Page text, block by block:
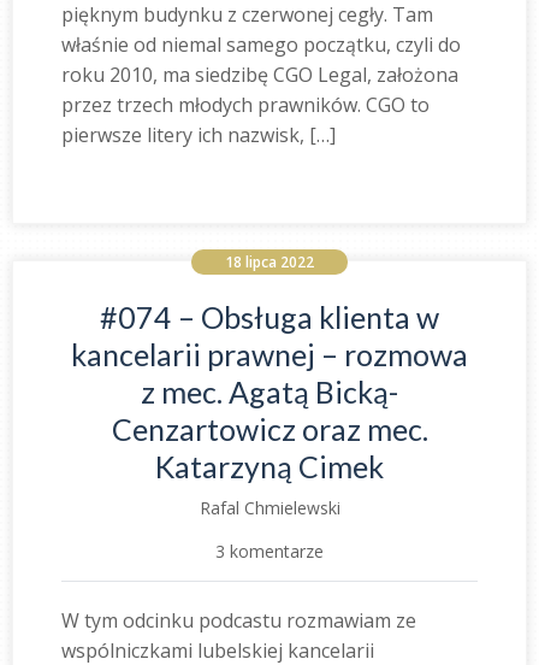
pięknym budynku z czerwonej cegły. Tam
właśnie od niemal samego początku, czyli do
roku 2010, ma siedzibę CGO Legal, założona
przez trzech młodych prawników. CGO to
pierwsze litery ich nazwisk, […]
18 lipca 2022
#074 – Obsługa klienta w
kancelarii prawnej – rozmowa
z mec. Agatą Bicką-
Cenzartowicz oraz mec.
Katarzyną Cimek
Rafal Chmielewski
3 komentarze
W tym odcinku podcastu rozmawiam ze
wspólniczkami lubelskiej kancelarii